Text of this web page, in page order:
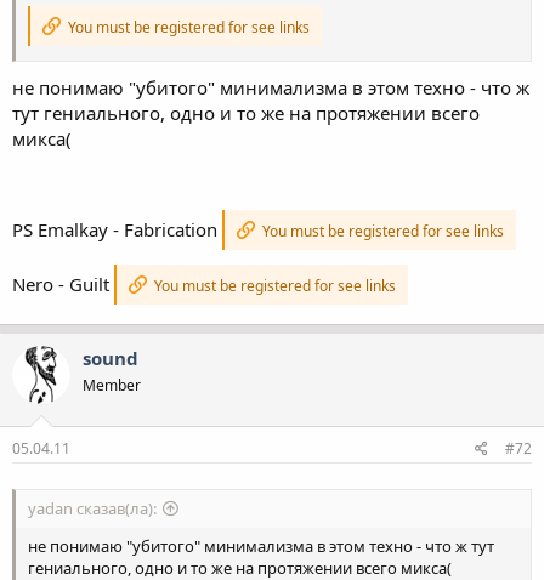
You must be registered for see links
не понимаю "убитого" минимализма в этом техно - что ж
тут гениального, одно и то же на протяжении всего
микса(
PS Emalkay - Fabrication You must be registered for see links
Nero - Guilt You must be registered for see links
sound
Member
05.04.11 #72
yadan сказав(ла):
не понимаю "убитого" минимализма в этом техно - что ж тут
гениального, одно и то же на протяжении всего микса(